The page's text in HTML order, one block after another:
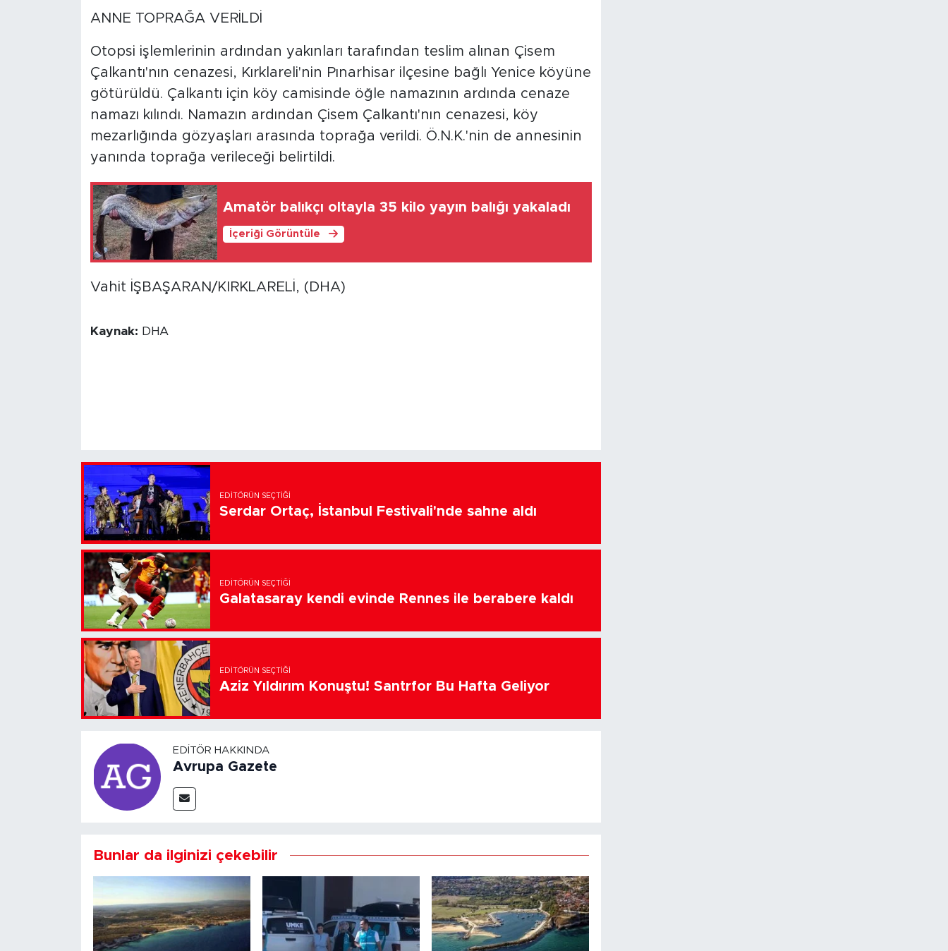
ANNE TOPRAĞA VERİLDİ
Otopsi işlemlerinin ardından yakınları tarafından teslim alınan Çisem
Çalkantı'nın cenazesi, Kırklareli'nin Pınarhisar ilçesine bağlı Yenice köyüne
götürüldü. Çalkantı için köy camisinde öğle namazının ardında cenaze
namazı kılındı. Namazın ardından Çisem Çalkantı'nın cenazesi, köy
mezarlığında gözyaşları arasında toprağa verildi. Ö.N.K.'nin de annesinin
yanında toprağa verileceği belirtildi.
Amatör balıkçı oltayla 35 kilo yayın balığı yakaladı
İçeriği Görüntüle
Vahit İŞBAŞARAN/KIRKLARELİ, (DHA)
Kaynak: DHA
EDITÖRÜN SEÇTIĞI
Serdar Ortaç, İstanbul Festivali'nde sahne aldı
EDITÖRÜN SEÇTIĞI
Galatasaray kendi evinde Rennes ile berabere kaldı
EDITÖRÜN SEÇTIĞI
Aziz Yıldırım Konuştu! Santrfor Bu Hafta Geliyor
EDITÖR HAKKINDA
Avrupa Gazete
Bunlar da ilginizi çekebilir